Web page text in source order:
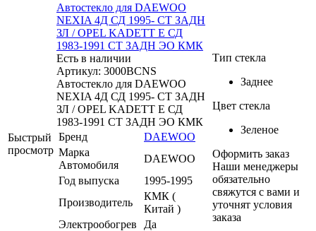
Быстрый
просмотр
Автостекло для DAEWOO
NEXIA 4Д СД 1995- СТ ЗАДН
ЗЛ / OPEL KADETT E СД
1983-1991 СТ ЗАДН ЭО КМК
Есть в наличии
Артикул: 3000BCNS
Автостекло для DAEWOO
NEXIA 4Д СД 1995- СТ ЗАДН
ЗЛ / OPEL KADETT E СД
1983-1991 СТ ЗАДН ЭО КМК
Бренд
DAEWOO
Марка
Автомобиля
DAEWOO
Год выпуска
1995-1995
Производитель
КМК (
Китай )
Электрообогрев
Да
Тип стекла
Заднее
Цвет стекла
Зеленое
Оформить заказ
Наши менеджеры
обязательно
свяжутся с вами и
уточнят условия
заказа